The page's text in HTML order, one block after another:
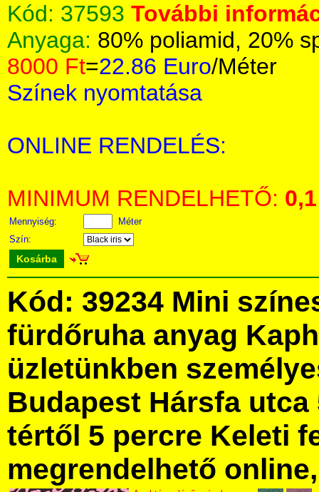
Kód: 37593 További
Anyaga: 80% poliamid, 20%
8000 Ft=22.86 Euro/Méter
Színek nyomtatása
ONLINE RENDELÉS:
MINIMUM RENDELHETŐ: 0,1
Mennyiség:
Méter
Szín:
Kosárba
Kód: 39234 Mini
fürdőruha anyag
üzletünkben
Budapest Hársfa utca
tértől 5 percre Keleti
megrendelhető